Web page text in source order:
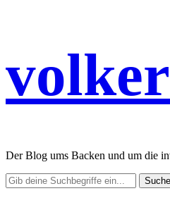
Der Blog ums Backen und um die